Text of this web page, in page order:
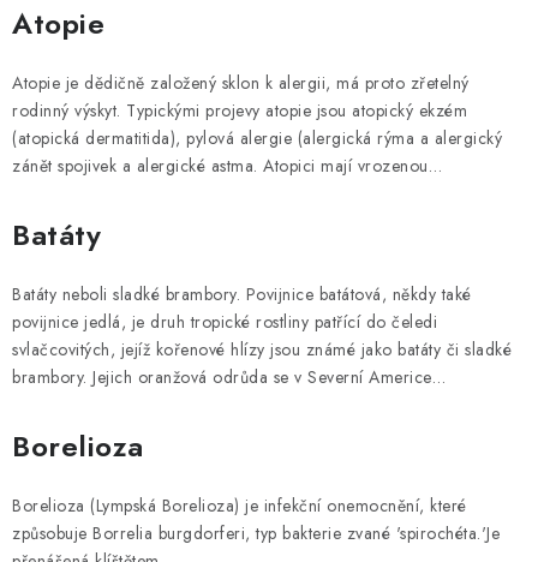
p
o
j
m
ů
Atopie
Atopie je dědičně založený sklon k alergii, má proto zřetelný
rodinný výskyt. Typickými projevy atopie jsou atopický ekzém
(atopická dermatitida), pylová alergie (alergická rýma a alergický
zánět spojivek a alergické astma. Atopici mají vrozenou…
Batáty
Batáty neboli sladké brambory. Povijnice batátová, někdy také
povijnice jedlá, je druh tropické rostliny patřící do čeledi
svlačcovitých, jejíž kořenové hlízy jsou známé jako batáty či sladké
brambory. Jejich oranžová odrůda se v Severní Americe…
Borelioza
Borelioza (Lympská Borelioza) je infekční onemocnění, které
způsobuje Borrelia burgdorferi, typ bakterie zvané 'spirochéta.'Je